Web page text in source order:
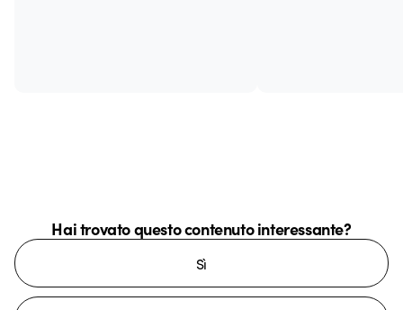
Hai trovato questo contenuto interessante?
Sì